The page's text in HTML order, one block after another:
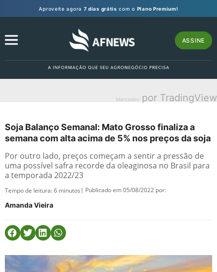
Aproveite agora 7 dias grátis com o Plano Premium!
ASSINE
Mercados por TradingView
Soja Balanço Semanal: Mato Grosso finaliza a
semana com alta acima de 5% nos preços da soja
Por outro lado, preços começam a sentir a pressão de
uma possível safra recorde da oleaginosa no Brasil para
a temporada 2022/23
Tempo de leitura:6 minutos | Publicado em 05/08/2022 por:
Amanda Vieira